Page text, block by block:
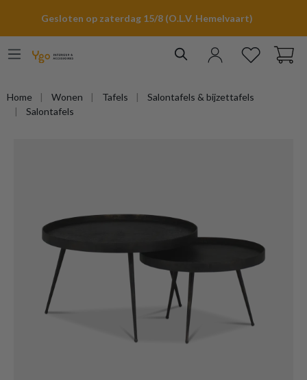
Gesloten op zaterdag 15/8 (O.L.V. Hemelvaart)
Home Wonen Tafels
Salontafels & bijzettafels
Salontafels